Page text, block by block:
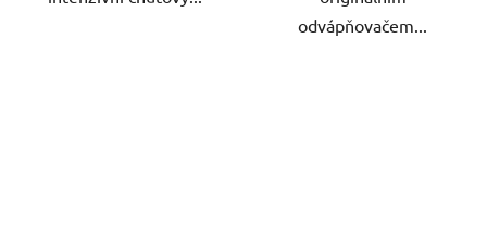
odvápňovačem...